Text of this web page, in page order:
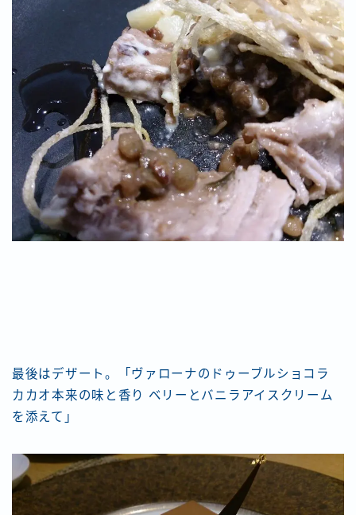
最後はデザート。「ヴァローナのドゥーブルショコラ
カカオ本来の味と香り ベリーとバニラアイスクリーム
を添えて」